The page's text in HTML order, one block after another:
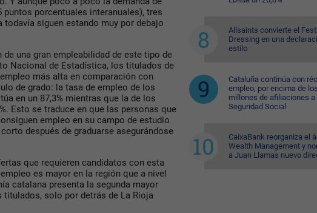
porcentuales interanuales), tres
siguen estando muy por debajo
una gran empleabilidad de este tipo de
Nacional de Estadística, los titulados de
más alta en comparación con
de grado: la tasa de empleo de los
en un 87,3% mientras que la de los
Esto se traduce en que las personas que
empleo en su campo de estudio
después de graduarse asegurándose
que requieren candidatos con esta
es mayor en la región que a nivel
catalana presenta la segunda mayor
solo por detrás de La Rioja
Allsaints convierte el
Dressing en una
estilo
Cataluña continúa con
empleo, por encima de
millones de afiliaciones a
Seguridad Social
CaixaBank reorganiza el
Wealth Management y
a Juan Llamas nuevo